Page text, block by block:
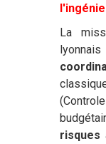
La
risques